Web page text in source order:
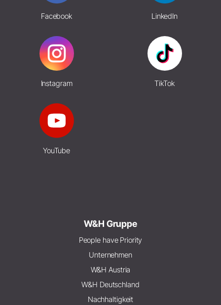
Facebook LinkedIn
Instagram TikTok
YouTube
W&H Gruppe
People have Priority
Unternehmen
W&H Austria
W&H Deutschland
Nachhaltigkeit